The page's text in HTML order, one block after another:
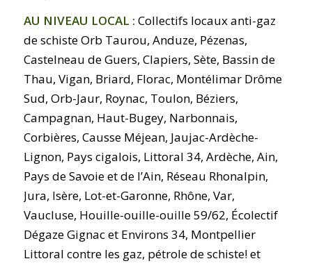
AU NIVEAU LOCAL : Collectifs locaux anti-gaz
de schiste Orb Taurou, Anduze, Pézenas,
Castelneau de Guers, Clapiers, Sète, Bassin de
Thau, Vigan, Briard, Florac, Montélimar Drôme
Sud, Orb-Jaur, Roynac, Toulon, Béziers,
Campagnan, Haut-Bugey, Narbonnais,
Corbières, Causse Méjean, Jaujac-Ardèche-
Lignon, Pays cigalois, Littoral 34, Ardèche, Ain,
Pays de Savoie et de l’Ain, Réseau Rhonalpin,
Jura, Isère, Lot-et-Garonne, Rhône, Var,
Vaucluse, Houille-ouille-ouille 59/62, Écolectif
Dégaze Gignac et Environs 34, Montpellier
Littoral contre les gaz, pétrole de schiste! et